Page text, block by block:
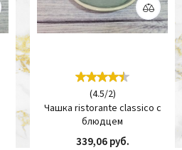
(4.5/2)
Чашка ristorante classico с
блюдцем
339,06 руб.